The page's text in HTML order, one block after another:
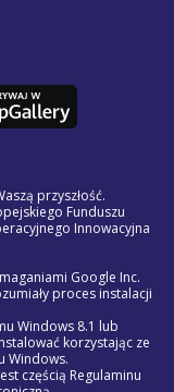
przyszłość.
Funduszu
Innowacyjna
Google Inc.
proces instalacji
Windows 8.1 lub
korzystając ze
Windows.
częścią Regulaminu